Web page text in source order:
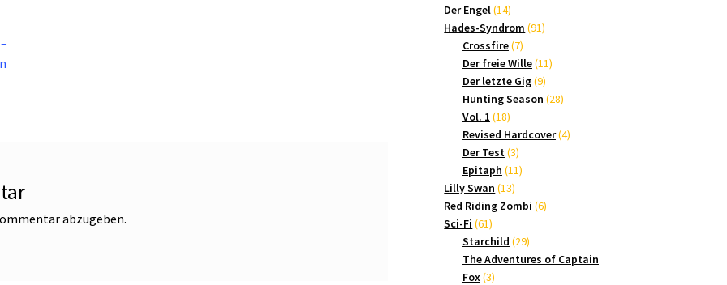
abzugeben.
Der Engel 1414
Produkte
Hades-Syndrom 9191
Crossfire 77
Produkte
Der freie Wille 1111
Der letzte Gig 99
Produkte
Hunting Season 2828
Vol. 1 1818
Produkte
Revised Hardcover 44
Der Test 33
Produkte
Epitaph 1111
Lilly Swan 1313
Produkte
Red Riding Zombi 66
Sci-Fi 6161
Produkte
Starchild 2929
Produkte
The Adventures of Captain
Fox 33